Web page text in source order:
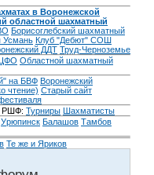
в Воронежской
областной шахматный
Борисоглебский шахматный
Усмань Клуб "Дебют" СОШ
ДДТ Труд-Черноземье
Областной шахматный
на БВФ Воронежский
чтение) Старый сайт
РШФ: Турниры Шахматисты
Урюпинск Балашов Тамбов
Те же и Яриков